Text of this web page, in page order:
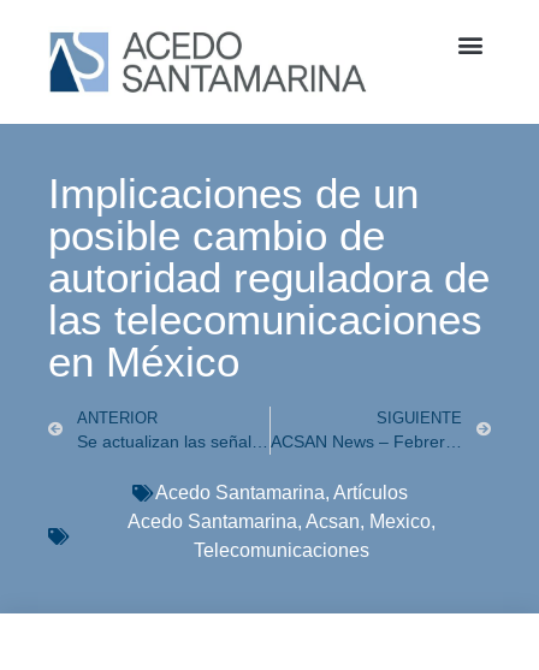
Implicaciones de un
posible cambio de
autoridad reguladora de
las telecomunicaciones
en México
ANTERIOR SIGUIENTE
ACSAN News – Febrero 2024
Acedo Santamarina, Artículos
Acedo Santamarina, Acsan, Mexico,
Telecomunicaciones